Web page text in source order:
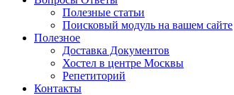
Полезные статьи
Поисковый модуль на вашем сайте
Полезное
Доставка Документов
Хостел в центре Москвы
Репетиторий
Контакты